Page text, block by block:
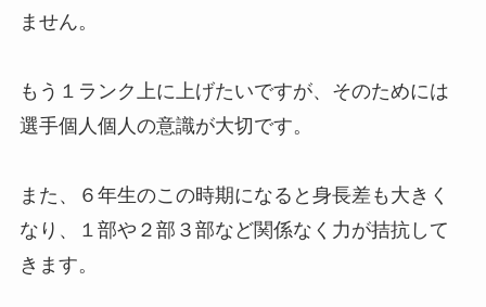
ません。
もう１ランク上に上げたいですが、そのためには
選手個人個人の意識が大切です。
また、６年生のこの時期になると身長差も大きく
なり、１部や２部３部など関係なく力が拮抗して
きます。